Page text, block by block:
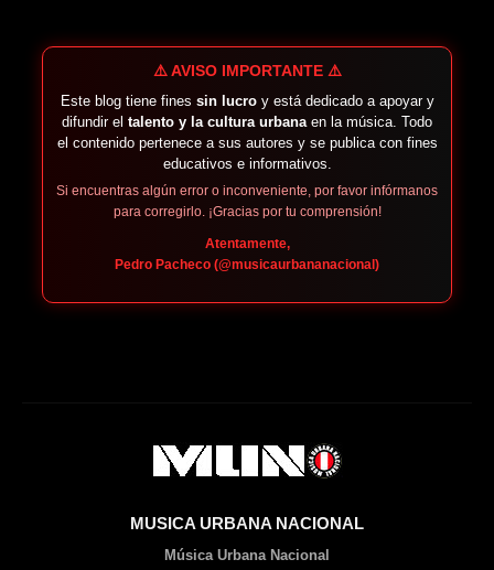
⚠️ AVISO IMPORTANTE ⚠️
Este blog tiene fines sin lucroy está dedicado a apoyar y
difundir el talento y la cultura urbanaen la música. Todo
el contenido pertenece a sus autores y se publica con fines
educativos e informativos.
Si encuentras algún error o inconveniente, por favor infórmanos
para corregirlo. ¡Gracias por tu comprensión!
Atentamente,
Pedro Pacheco (@musicaurbananacional)
MUSICA URBANA NACIONAL
Música Urbana Nacional